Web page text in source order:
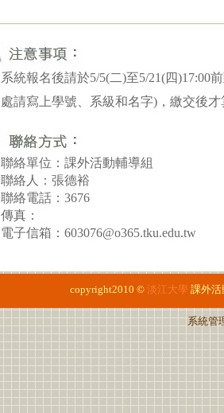
系統報名後請於5/5(二)至5/21(四)17:00
處請寫上學號、系級和名字)，繳交後
聯絡單位：課外活動輔導組
聯絡人：張德裕
聯絡電話：3676
傳真：
電子信箱：603076@o365.tku.edu.tw
copyright2010 © 淡江大學 課外活
系統管